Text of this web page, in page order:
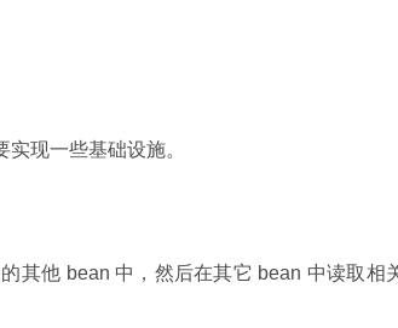
现一些基础设施。
其他 bean 中，然后在其它 bean 中读取相